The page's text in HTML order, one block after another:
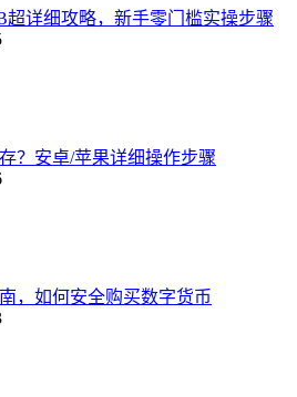
超详细攻略，新手零门槛实操步骤
？安卓/苹果详细操作步骤
，如何安全购买数字货币